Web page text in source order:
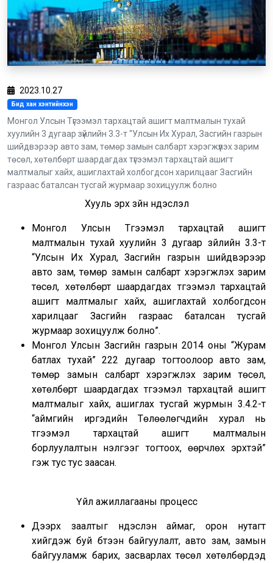
2023.10.27
Бид хан хэнтийнхэн
Монгол Улсын Түгээмэл тархацтай ашигт малтмалын тухай
хуулийн 3 дугаар зүйлийн 3.3-т “Улсын Их Хурал, Засгийн газрын
шийдвэрээр авто зам, төмөр замын салбарт хэрэгжүүлэх зарим
төсөл, хөтөлбөрт шаардагдах түгээмэл тархацтай ашигт
малтмалыг хайх, ашиглахтай холбогдсон харилцааг Засгийн
газраас баталсан тусгай журмаар зохицуулж болно
Хууль эрх зүйн үндэслэл
Монгол Улсын Түгээмэл тархацтай ашигт
малтмалын тухай хуулийн 3 дугаар зүйлийн 3.3-т
“Улсын Их Хурал, Засгийн газрын шийдвэрээр
авто зам, төмөр замын салбарт хэрэгжүүлэх зарим
төсөл, хөтөлбөрт шаардагдах түгээмэл тархацтай
ашигт малтмалыг хайх, ашиглахтай холбогдсон
харилцааг Засгийн газраас баталсан тусгай
журмаар зохицуулж болно”.
Монгол Улсын Засгийн газрын 2014 оны “Журам
батлах тухай” 222 дугаар тогтоолоор авто зам,
төмөр замын салбарт хэрэгжүүлэх зарим төсөл,
хөтөлбөрт шаардагдах түгээмэл тархацтай ашигт
малтмалыг хайх, ашиглах тусгай журмын 3.4.2-т
“аймгийн иргэдийн Төлөөлөгчдийн хурал нь
түгээмэл тархацтай ашигт малтмалын
борлуулалтын үнэлгээг тогтоох, өөрчлөх эрхтэй”
гэж тус тус заасан.
Үйл ажиллагааны процесс
Дээрх заалтыг үндэслэн аймаг, орон нутагт
хийгдэж буй бүтээн байгуулалт, авто зам, замын
байгууламж барих, засварлах төсөл хөтөлбөрүүдэд